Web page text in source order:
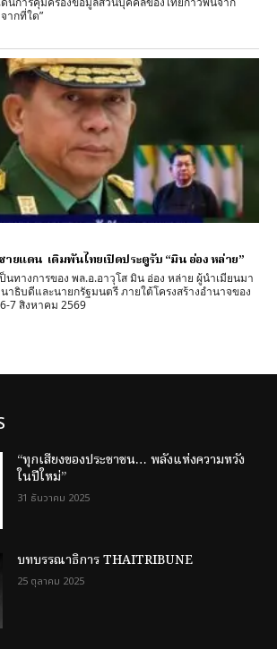
ากที่ใด”
ยแดน เดิมพันไทยเปิดประตูรับ “มิน อ่อง หล่าย”
นทางการของ พล.อ.อาวุโส มิน อ่อง หล่าย ผู้นำเมียนมา
าธิบดีและนายกรัฐมนตรี ภายใต้โครงสร้างอำนาจของ
7 สิงหาคม 2569
“ทุกเสียงของประชาชน… พลังแห่งความหวัง
ในปีใหม่”
31 ธันวาคม 2025
บทบรรณาธิการ THAITRIBUNE
25 ตุลาคม 2025